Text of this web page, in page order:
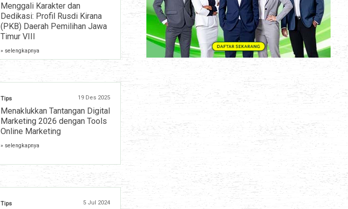
Menggali Karakter dan
Dedikasi: Profil Rusdi Kirana
(PKB) Daerah Pemilihan Jawa
Timur VIII
» selengkapnya
Tips 19 Des 2025
Menaklukkan Tantangan Digital
Marketing 2026 dengan Tools
Online Marketing
» selengkapnya
Tips 5 Jul 2024